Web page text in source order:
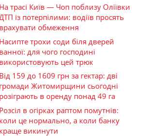
На трасі Київ — Чоп поблизу Оліївки
із потерпілими: водіїв просять
врахувати обмеження
Насипте трохи соди біля дверей
ванної: для чого господині
використовують цей трюк
Від 159 до 1609 грн за гектар: дві
громади Житомирщини сьогодні
розіграють в оренду понад 49 га
Розсіл в огірках раптом помутнів:
коли це нормально, а коли банку
краще викинути